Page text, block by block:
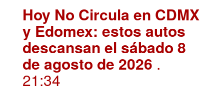
Hoy No Circula en CDMX
y Edomex: estos autos
descansan el sábado 8
de agosto de 2026 .
21:34